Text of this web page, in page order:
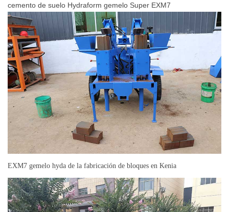
cemento de suelo Hydraform gemelo Super EXM7
EXM7 gemelo hyda de la fabricación de bloques en Kenia